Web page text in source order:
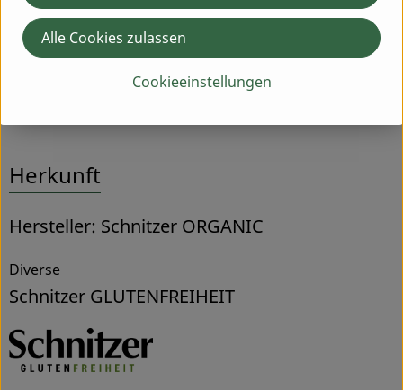
Nährwert-Info
Produktdatenblatt
Herkunft
Hersteller: Schnitzer ORGANIC
Diverse
Schnitzer GLUTENFREIHEIT
Cookieeinstellungen
Alle Cookies zulassen